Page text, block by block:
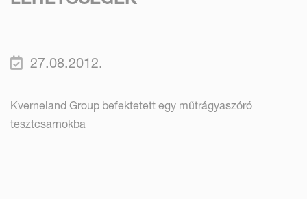
27.08.2012.
Kverneland Group befektetett egy műtrágyaszóró
tesztcsarnokba